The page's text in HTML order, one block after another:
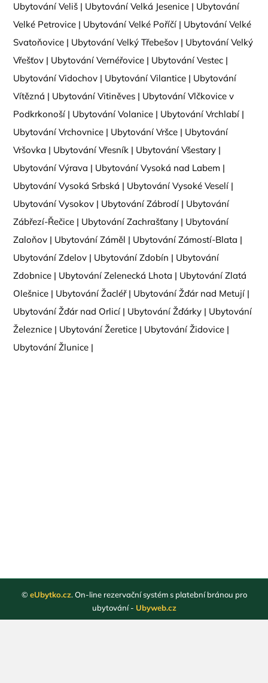
Ubytování Veliš | Ubytování Velká Jesenice | Ubytování
Velké Petrovice | Ubytování Velké Poříčí | Ubytování Velké
Svatoňovice | Ubytování Velký Třebešov | Ubytování Velký
Vřešťov | Ubytování Vernéřovice | Ubytování Vestec |
Ubytování Vidochov | Ubytování Vilantice | Ubytování
Vítězná | Ubytování Vitiněves | Ubytování Vlčkovice v
Podkrkonoší | Ubytování Volanice | Ubytování Vrchlabí |
Ubytování Vrchovnice | Ubytování Vršce | Ubytování
Vršovka | Ubytování Vřesník | Ubytování Všestary |
Ubytování Výrava | Ubytování Vysoká nad Labem |
Ubytování Vysoká Srbská | Ubytování Vysoké Veselí |
Ubytování Vysokov | Ubytování Zábrodí | Ubytování
Zábřezí-Řečice | Ubytování Zachrašťany | Ubytování
Zaloňov | Ubytování Záměl | Ubytování Zámostí-Blata |
Ubytování Zdelov | Ubytování Zdobín | Ubytování
Zdobnice | Ubytování Zelenecká Lhota | Ubytování Zlatá
Olešnice | Ubytování Žacléř| Ubytování Žďár nad Metují |
Ubytování Žďár nad Orlicí | Ubytování Žďárky | Ubytování
Železnice | Ubytování Žeretice | Ubytování Židovice |
Ubytování Žlunice |
© eUbytko.cz. On-line rezervační systém s platební bránou pro
ubytování - Ubyweb.cz